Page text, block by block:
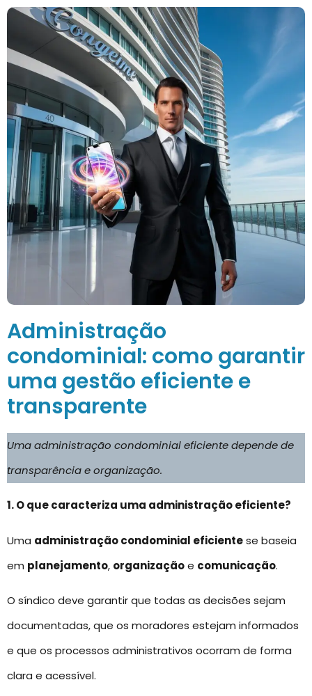
Administração
condominial: como garantir
uma gestão eficiente e
transparente
Uma administração condominial eficiente depende de
transparência e organização.
1. O que caracteriza uma administração eficiente?
Uma administração condominial eficientese baseia
em planejamento, organizaçãoe comunicação.
O síndico deve garantir que todas as decisões sejam
documentadas, que os moradores estejam informados
e que os processos administrativos ocorram de forma
clara e acessível.